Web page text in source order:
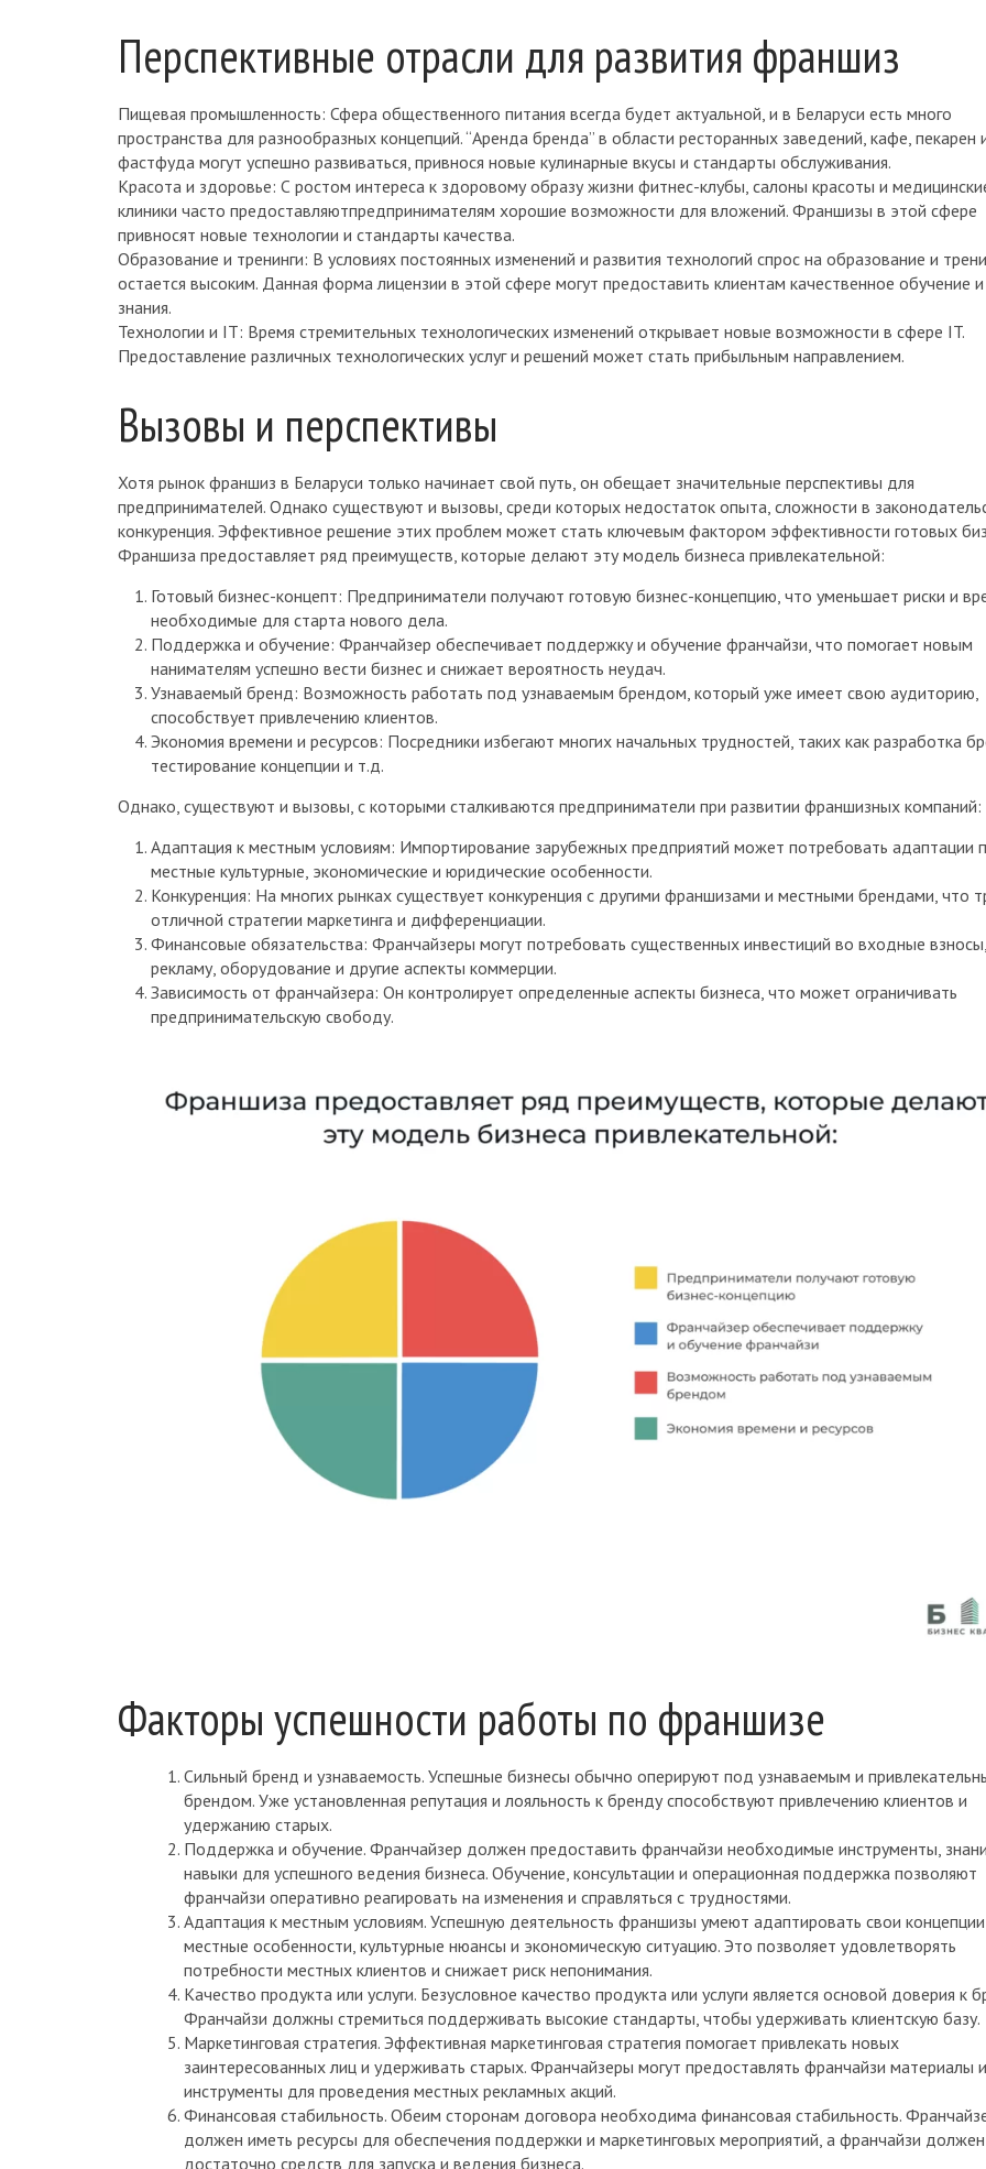
Перспективные отрасли для развития франшиз
Пищевая промышленность: Сфера общественного питания всегда будет актуальной, и в Беларуси есть много
пространства для разнообразных концепций. “Аренда бренда” в области ресторанных заведений, кафе, пекарен
фастфуда могут успешно развиваться, привнося новые кулинарные вкусы и стандарты обслуживания.
Красота и здоровье: С ростом интереса к здоровому образу жизни фитнес-клубы, салоны красоты и
клиники часто предоставляютпредпринимателям хорошие возможности для вложений. Франшизы в этой сфере
привносят новые технологии и стандарты качества.
Образование и тренинги: В условиях постоянных изменений и развития технологий спрос на образование и
остается высоким. Данная форма лицензии в этой сфере могут предоставить клиентам качественное обучение
знания.
Технологии и IT: Время стремительных технологических изменений открывает новые возможности в сфере IT.
Предоставление различных технологических услуг и решений может стать прибыльным направлением.
Вызовы и перспективы
Хотя рынок франшиз в Беларуси только начинает свой путь, он обещает значительные перспективы для
предпринимателей. Однако существуют и вызовы, среди которых недостаток опыта, сложности в
конкуренция. Эффективное решение этих проблем может стать ключевым фактором эффективности готовых
Франшиза предоставляет ряд преимуществ, которые делают эту модель бизнеса привлекательной:
Готовый бизнес-концепт: Предприниматели получают готовую бизнес-концепцию, что уменьшает риски и
необходимые для старта нового дела.
Поддержка и обучение: Франчайзер обеспечивает поддержку и обучение франчайзи, что помогает новым
нанимателям успешно вести бизнес и снижает вероятность неудач.
Узнаваемый бренд: Возможность работать под узнаваемым брендом, который уже имеет свою аудиторию,
способствует привлечению клиентов.
Экономия времени и ресурсов: Посредники избегают многих начальных трудностей, таких как разработка
тестирование концепции и т.д.
Однако, существуют и вызовы, с которыми сталкиваются предприниматели при развитии франшизных компаний:
Адаптация к местным условиям: Импортирование зарубежных предприятий может потребовать адаптации
местные культурные, экономические и юридические особенности.
Конкуренция: На многих рынках существует конкуренция с другими франшизами и местными брендами, что
отличной стратегии маркетинга и дифференциации.
Финансовые обязательства: Франчайзеры могут потребовать существенных инвестиций во входные взносы,
рекламу, оборудование и другие аспекты коммерции.
Зависимость от франчайзера: Он контролирует определенные аспекты бизнеса, что может ограничивать
предпринимательскую свободу.
Факторы успешности работы по франшизе
Сильный бренд и узнаваемость. Успешные бизнесы обычно оперируют под узнаваемым и
брендом. Уже установленная репутация и лояльность к бренду способствуют привлечению клиентов и
удержанию старых.
Поддержка и обучение. Франчайзер должен предоставить франчайзи необходимые инструменты,
навыки для успешного ведения бизнеса. Обучение, консультации и операционная поддержка позволяют
франчайзи оперативно реагировать на изменения и справляться с трудностями.
Адаптация к местным условиям. Успешную деятельность франшизы умеют адаптировать свои
местные особенности, культурные нюансы и экономическую ситуацию. Это позволяет удовлетворять
потребности местных клиентов и снижает риск непонимания.
Качество продукта или услуги. Безусловное качество продукта или услуги является основой доверия к
Франчайзи должны стремиться поддерживать высокие стандарты, чтобы удерживать клиентскую базу.
Маркетинговая стратегия. Эффективная маркетинговая стратегия помогает привлекать новых
заинтересованных лиц и удерживать старых. Франчайзеры могут предоставлять франчайзи материалы и
инструменты для проведения местных рекламных акций.
Финансовая стабильность. Обеим сторонам договора необходима финансовая стабильность.
должен иметь ресурсы для обеспечения поддержки и маркетинговых мероприятий, а франчайзи
достаточно средств для запуска и ведения бизнеса.